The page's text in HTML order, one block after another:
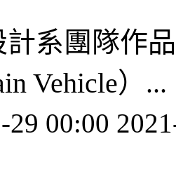
系團隊作
Vehicle）...
29 00:00